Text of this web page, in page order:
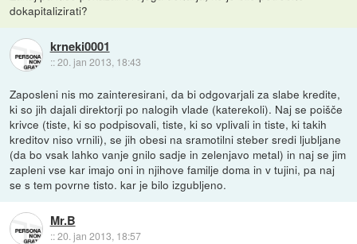
dokapitalizirati?
krneki0001
::20. jan 2013, 18:43
Zaposleni nis mo zainteresirani, da bi odgovarjali za slabe kredite,
ki so jih dajali direktorji po nalogih vlade (katerekoli). Naj se poišče
krivce (tiste, ki so podpisovali, tiste, ki so vplivali in tiste, ki takih
kreditov niso vrnili), se jih obesi na sramotilni steber sredi ljubljane
(da bo vsak lahko vanje gnilo sadje in zelenjavo metal) in naj se jim
zapleni vse kar imajo oni in njihove familje doma in v tujini, pa naj
se s tem povrne tisto. kar je bilo izgubljeno.
Mr.B
::20. jan 2013, 18:57